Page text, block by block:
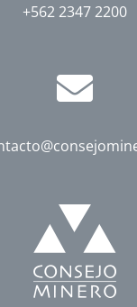
+562 2347 2200